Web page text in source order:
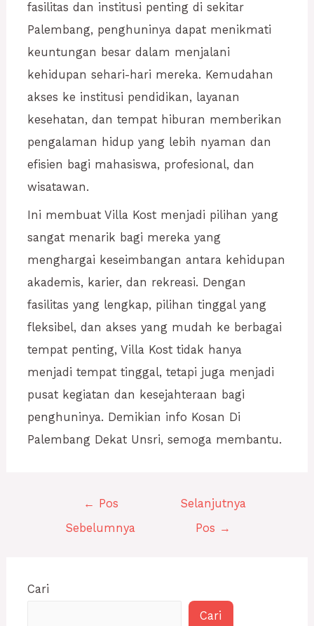
fasilitas dan institusi penting di sekitar
Palembang, penghuninya dapat menikmati
keuntungan besar dalam menjalani
kehidupan sehari-hari mereka. Kemudahan
akses ke institusi pendidikan, layanan
kesehatan, dan tempat hiburan memberikan
pengalaman hidup yang lebih nyaman dan
efisien bagi mahasiswa, profesional, dan
wisatawan.
Ini membuat Villa Kost menjadi pilihan yang
sangat menarik bagi mereka yang
menghargai keseimbangan antara kehidupan
akademis, karier, dan rekreasi. Dengan
fasilitas yang lengkap, pilihan tinggal yang
fleksibel, dan akses yang mudah ke berbagai
tempat penting, Villa Kost tidak hanya
menjadi tempat tinggal, tetapi juga menjadi
pusat kegiatan dan kesejahteraan bagi
penghuninya. Demikian info Kosan Di
Palembang Dekat Unsri, semoga membantu.
← Pos
Sebelumnya
Selanjutnya
Pos →
Cari
Cari